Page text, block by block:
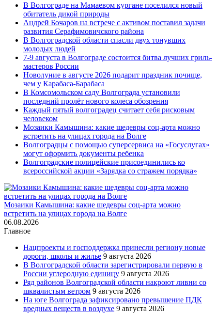
В Волгограде на Мамаевом кургане поселился новый
обитатель дикой природы
Андрей Бочаров на встрече с активом поставил задачи
развития Серафимовичского района
В Волгоградской области спасли двух тонувших
молодых людей
7-9 августа в Волгограде состоится битва лучших гриль-
мастеров России
Новолуние в августе 2026 подарит праздник почище,
чем у Карабаса-Барабаса
В Комсомольском саду Волгограда установили
последний пролёт нового колеса обозрения
Каждый пятый волгоградец считает себя рисковым
человеком
Мозаики Камышина: какие шедевры соц-арта можно
встретить на улицах города на Волге
Волгоградцы с помощью суперсервиса на «Госуслугах»
могут оформить документы ребенка
Волгоградские полицейские присоединились ко
всероссийской акции «Зарядка со стражем порядка»
Мозаики Камышина: какие шедевры соц-арта можно
встретить на улицах города на Волге
06.08.2026
Главное
Нацпроекты и господдержка принесли региону новые
дороги, школы и жилье 9 августа 2026
В Волгоградской области зарегистрировали первую в
России углеродную единицу 9 августа 2026
Ряд районов Волгоградской области накроют ливни со
шквалистым ветром 9 августа 2026
На юге Волгограда зафиксировано превышение ПДК
вредных веществ в воздухе 9 августа 2026